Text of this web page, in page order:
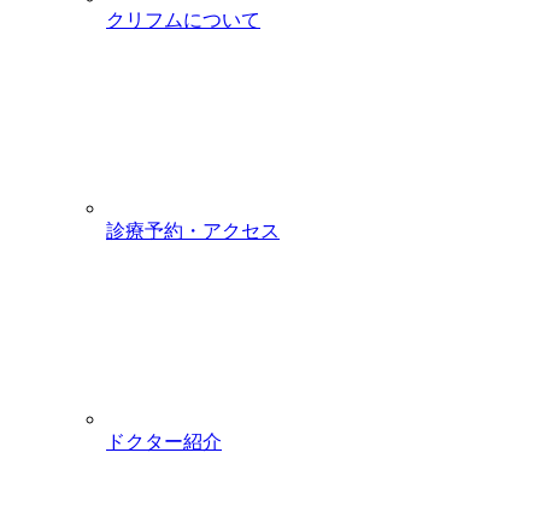
クリフムについて
診療予約・アクセス
ドクター紹介